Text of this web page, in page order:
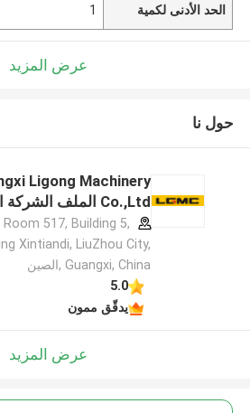
الحد الأدنى لكمية 1
عرض المزيد
حول نا
Ligong Machinery
Co.,Ltd الملف الشركة المصنعة
Room 517, Building 5,
Xintiandi, LiuZhou City,
Guangxi, China ,الصين
5.0
يدقّق ممون
عرض المزيد